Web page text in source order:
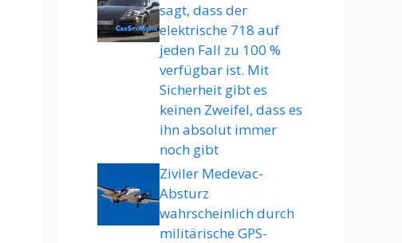
sagt, dass der
elektrische 718 auf
jeden Fall zu 100 %
verfügbar ist. Mit
Sicherheit gibt es
keinen Zweifel, dass es
ihn absolut immer
noch gibt
Ziviler Medevac-
Absturz
wahrscheinlich durch
militärische GPS-